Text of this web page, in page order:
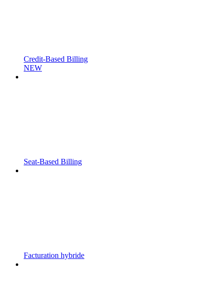
Credit-Based Billing
NEW
Seat-Based Billing
Facturation hybride